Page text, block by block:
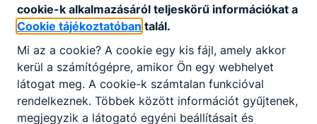
cookie-k alkalmazásáról teljeskörű információkat a
Cookie tájékoztatóban talál.
Mi az a cookie? A cookie egy kis fájl, amely akkor
kerül a számítógépre, amikor Ön egy webhelyet
látogat meg. A cookie-k számtalan funkcióval
rendelkeznek. Többek között információt gyűjtenek,
megjegyzik a látogató egyéni beállításait és